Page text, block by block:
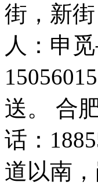
街，新
人：申
送。 合
话：
道以南